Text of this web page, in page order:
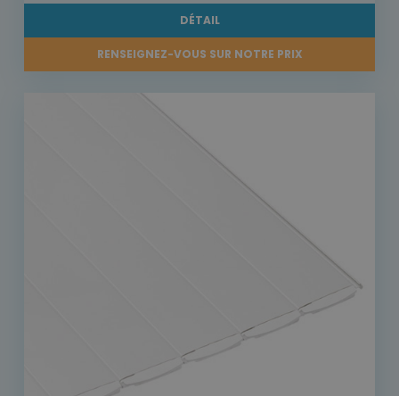
DÉTAIL
RENSEIGNEZ-VOUS SUR NOTRE PRIX